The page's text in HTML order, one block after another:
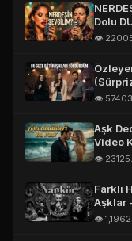
Dolu
Song
👁️ 220
👁️ 574
Aşk
Video
👁️ 231
Farklı
Aşklar -
Story
👁️ 1,196